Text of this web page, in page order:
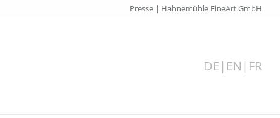
Presse | Hahnemühle FineArt GmbH
DE | EN | FR